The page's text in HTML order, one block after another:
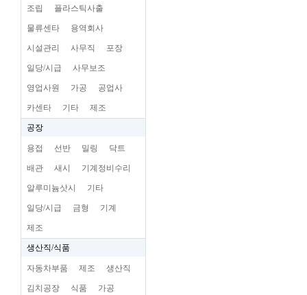
조립 플라스틱사출
물류센타 용역회사
시설관리 사무직 포장
일당/시급 사무보조
영업사원 가공 공업사
카센타 기타 제조
공장
용접 선반 밀링 닥트
배관 새시 기계정비수리
알루미늄삿시 기타
일당/시급 금형 기계
제조
생산직/식품
자동차부품 제조 생산직
김치공장 식품 가공